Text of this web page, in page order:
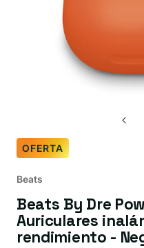
OFERTA
Beats
Beats By Dre
Auriculares
rendimiento -